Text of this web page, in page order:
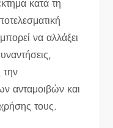
κατά τη
να αλλάξει
την
ανταμοιβών και
τους.